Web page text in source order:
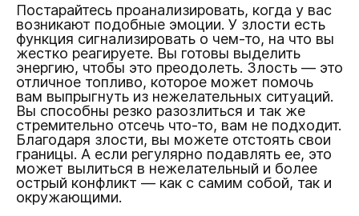
Постарайтесь проанализировать, когда у вас
возникают подобные эмоции. У злости есть
функция сигнализировать о чем-то, на что вы
жестко реагируете. Вы готовы выделить
энергию, чтобы это преодолеть. Злость — это
отличное топливо, которое может помочь
вам выпрыгнуть из нежелательных ситуаций.
Вы способны резко разозлиться и так же
стремительно отсечь что-то, вам не подходит.
Благодаря злости, вы можете отстоять свои
границы. А если регулярно подавлять ее, это
может вылиться в нежелательный и более
острый конфликт — как с самим собой, так и
окружающими.